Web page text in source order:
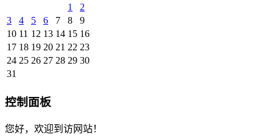
1
2
3
4 5 6 7 8
9
10 11 12 13 14 15 16
17 18 19 20 21 22 23
24 25 26 27 28 29 30
31
控制面板
您好，欢迎到访网站！